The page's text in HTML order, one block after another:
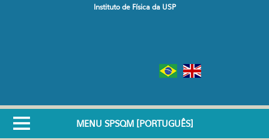
Instituto de Física da USP
MENU SPSQM [PORTUGUÊS]